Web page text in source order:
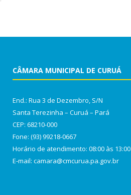
CÂMARA MUNICIPAL DE CURUÁ
End.: Rua 3 de Dezembro, S/N
Santa Terezinha – Curuá – Pará
CEP: 68210-000
Fone: (93) 99218-0667
Horário de atendimento: 08:00 às 13:00
E-mail: camara@cmcurua.pa.gov.br